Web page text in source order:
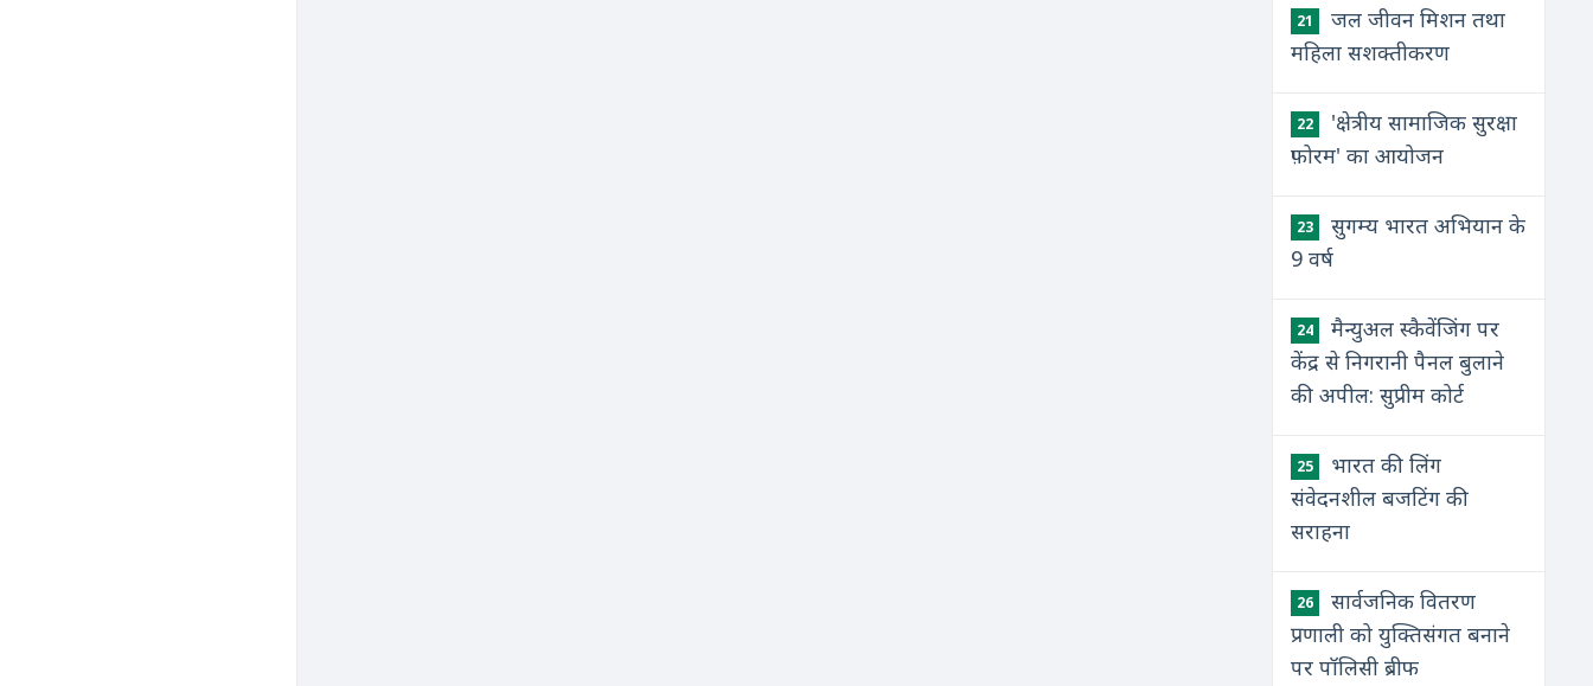
21
जल जीवन मिशन तथा
महिला सशक्तीकरण
22
'क्षेत्रीय सामाजिक सुरक्षा
फ़ोरम' का आयोजन
23
सुगम्य भारत अभियान के
9 वर्ष
24
मैन्युअल स्कैवेंजिंग पर
केंद्र से निगरानी पैनल बुलाने
की अपील: सुप्रीम कोर्ट
25
​भारत की लिंग
संवेदनशील बजटिंग की
सराहना
26
सार्वजनिक वितरण
प्रणाली को युक्तिसंगत बनाने
पर पॉलिसी ब्रीफ